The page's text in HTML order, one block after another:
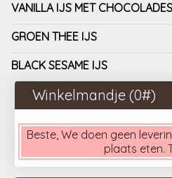
VANILLA IJS MET
GROEN THEE IJS
BLACK SESAME IJS
Winkelmandje (0#)
Beste, We doen geen
plaats eten.